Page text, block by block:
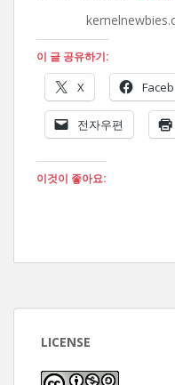
이 글 공유하기:
X
전자우편
이것이 좋아요:
LICENSE